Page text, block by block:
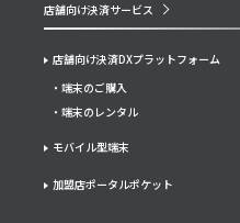
店舗向け決済サービス
店舗向け決済DXプラットフォーム
端末のご購入
端末のレンタル
モバイル型端末
加盟店ポータルポケット